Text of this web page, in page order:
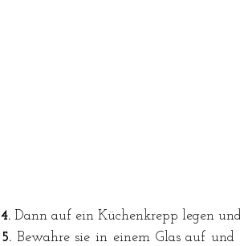
4. Dann auf ein Küchenkrepp legen
5. Bewahre sie in einem Glas auf